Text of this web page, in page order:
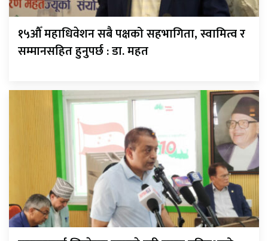
१५औँ महाधिवेशन सबै पक्षको सहभागिता, स्वामित्व र
सम्मानसहित हुनुपर्छ : डा. महत